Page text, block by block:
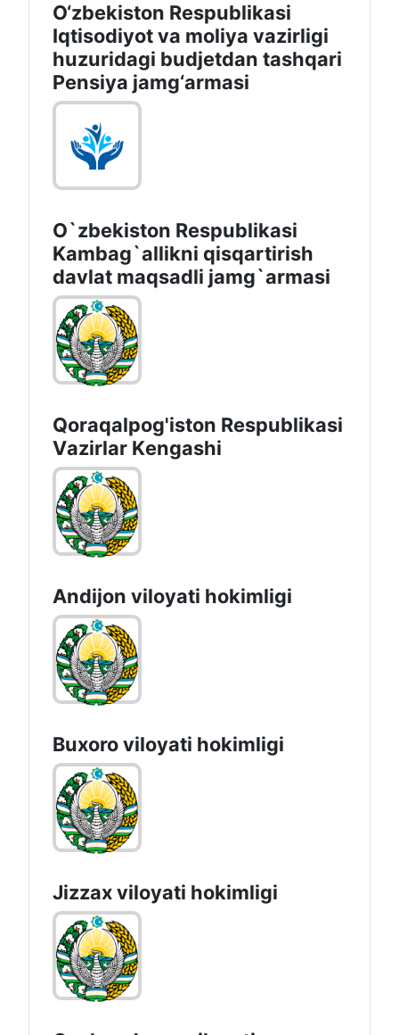
O‘zbekiston Respublikasi
Iqtisodiyot va moliya vazirligi
huzuridagi budjetdan tashqari
Pensiya jamg‘armasi
O`zbekiston Respublikasi
Kambag`allikni qisqartirish
davlat maqsadli jamg`armasi
Qoraqalpog'iston Rеspublikаsi
Vаzirlаr Kеngаshi
Andijon vilоyati hоkimligi
Buxoro viloyati hokimligi
Jizzах vilоyati hоkimligi